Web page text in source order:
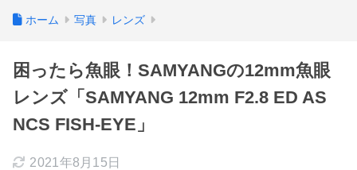
ホーム 写真 レンズ
困ったら魚眼！SAMYANGの12mm魚眼
レンズ「SAMYANG 12mm F2.8 ED AS
NCS FISH-EYE」
2021年8月15日